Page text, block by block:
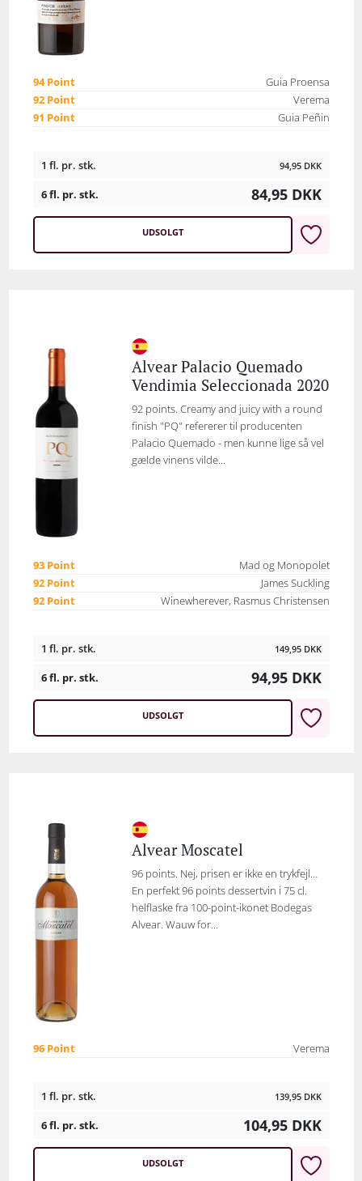
94 Point
Guia Proensa
92 Point
Verema
91 Point
Guia Peñin
1 fl. pr. stk. 94,95 DKK
6 fl. pr. stk. 84,95 DKK
UDSOLGT
Alvear Palacio Quemado
Vendimia Seleccionada 2020
92 points. Creamy and juicy with a round
finish "PQ" refererer til producenten
Palacio Quemado - men kunne lige så vel
gælde vinens vilde...
93 Point
Mad og Monopolet
92 Point
James Suckling
92 Point
Winewherever, Rasmus Christensen
1 fl. pr. stk. 149,95 DKK
6 fl. pr. stk. 94,95 DKK
UDSOLGT
Alvear Moscatel
96 points. Nej, prisen er ikke en trykfejl…
En perfekt 96 points dessertvin i 75 cl.
helflaske fra 100-point-ikonet Bodegas
Alvear. Wauw for...
96 Point Verema
1 fl. pr. stk. 139,95 DKK
6 fl. pr. stk. 104,95 DKK
UDSOLGT